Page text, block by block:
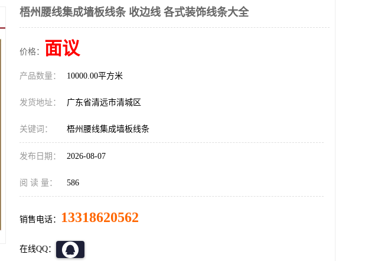
梧州腰线集成墙板线条 收边线 各式装饰线条大全
价格： 面议
产品数量： 10000.00平方米
发货地址： 广东省清远市清城区
关键词： 梧州腰线集成墙板线条
发布日期： 2026-08-07
阅 读 量： 586
销售电话： 13318620562
在线QQ：